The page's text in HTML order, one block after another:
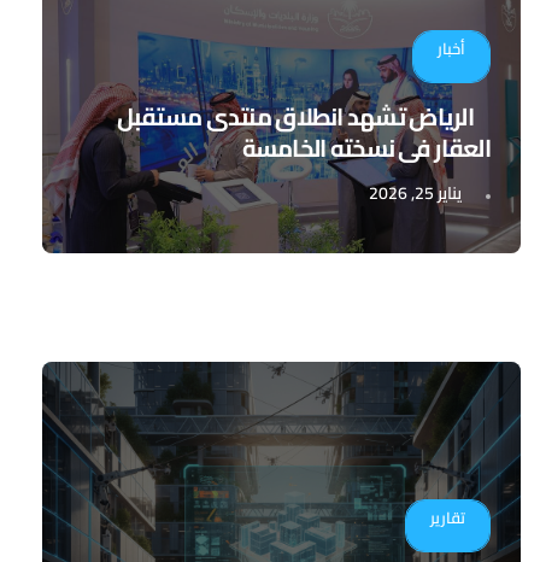
أخبار
الرياض تشهد انطلاق منتدى مستقبل
العقار في نسخته الخامسة
يناير 25, 2026
تقارير